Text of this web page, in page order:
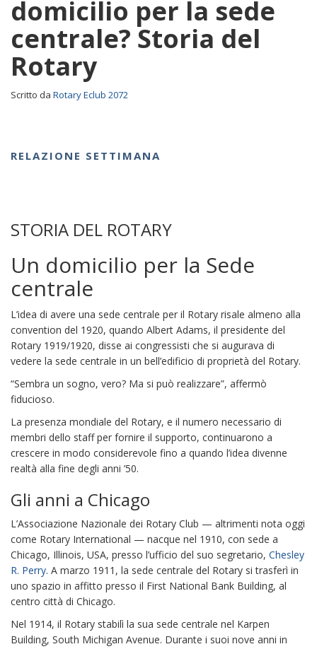
domicilio per la sede
centrale? Storia del
Rotary
Scritto da Rotary Eclub 2072
RELAZIONE SETTIMANA
STORIA DEL ROTARY
Un domicilio per la Sede
centrale
L’idea di avere una sede centrale per il Rotary risale almeno alla
convention del 1920, quando Albert Adams, il presidente del
Rotary 1919/1920, disse ai congressisti che si augurava di
vedere la sede centrale in un bell’edificio di proprietà del Rotary.
“Sembra un sogno, vero? Ma si può realizzare”, affermò
fiducioso.
La presenza mondiale del Rotary, e il numero necessario di
membri dello staff per fornire il supporto, continuarono a
crescere in modo considerevole fino a quando l’idea divenne
realtà alla fine degli anni ’50.
Gli anni a Chicago
L’Associazione Nazionale dei Rotary Club — altrimenti nota oggi
come Rotary International — nacque nel 1910, con sede a
Chicago, Illinois, USA, presso l’ufficio del suo segretario, Chesley
R. Perry. A marzo 1911, la sede centrale del Rotary si trasferì in
uno spazio in affitto presso il First National Bank Building, al
centro città di Chicago.
Nel 1914, il Rotary stabilì la sua sede centrale nel Karpen
Building, South Michigan Avenue. Durante i suoi nove anni in